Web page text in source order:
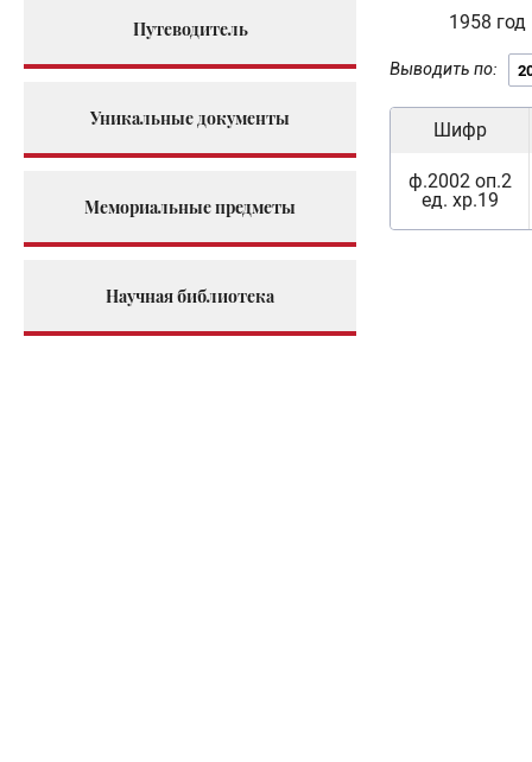
Путеводитель
Уникальные документы
Мемориальные предметы
Научная библиотека
1958 год
Выводить по:
Шифр
ф.2002 оп.2
ед. хр.19